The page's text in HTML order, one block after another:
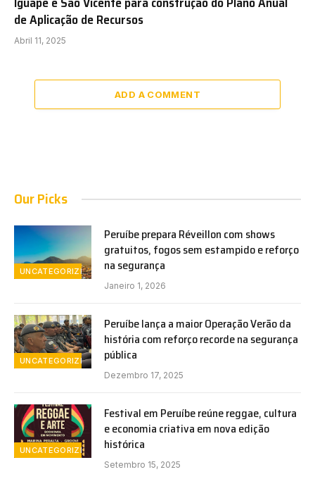
de Aplicação de Recursos
Abril 11, 2025
ADD A COMMENT
Our Picks
UNCATEGORIZED
Peruíbe prepara Réveillon com shows
gratuitos, fogos sem estampido e reforço
na segurança
Janeiro 1, 2026
UNCATEGORIZED
Peruíbe lança a maior Operação Verão da
história com reforço recorde na segurança
pública
Dezembro 17, 2025
UNCATEGORIZED
Festival em Peruíbe reúne reggae, cultura
e economia criativa em nova edição
histórica
Setembro 15, 2025